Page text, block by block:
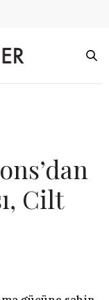
Cilt